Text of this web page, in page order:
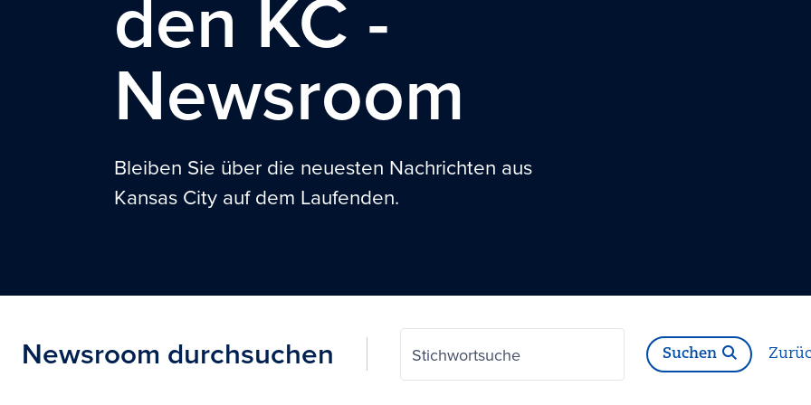
den KC -
Newsroom
Bleiben Sie über die neuesten Nachrichten aus
Kansas City auf dem Laufenden.
Newsroom durchsuchen Stichwortsuche Suchen